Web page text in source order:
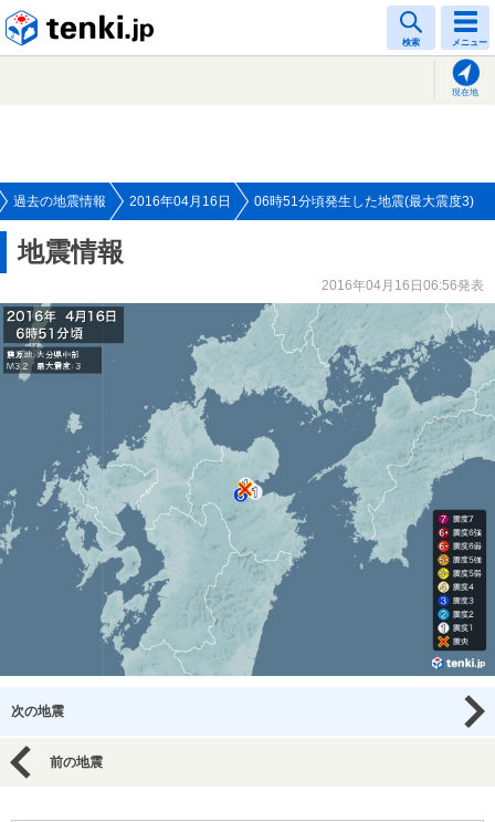
検索 メニュー
現在地
過去の地震情報 2016年04月16日 06時51分頃発生した地震(最大震度3)
地震情報
2016年04月16日06:56発表
次の地震
前の地震